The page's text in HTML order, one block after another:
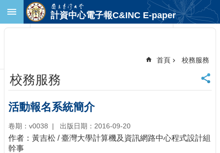
跳到主要內容區塊
首
頁
臺
大
首
頁
計
計資中心電子報C&INC E-paper
首頁 校務服務
校務服務
活動報名系統簡介
卷期：v0038 出版日期：2016-09-20
作者：黃吉松 / 臺灣大學計算機及資訊網路中心程式設計組
幹事